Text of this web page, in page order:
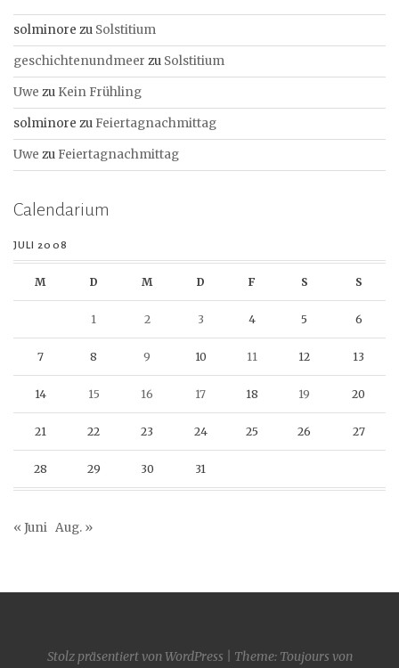
solminore zu Solstitium
geschichtenundmeer zu Solstitium
Uwe zu Kein Frühling
solminore zu Feiertagnachmittag
Uwe zu Feiertagnachmittag
Calendarium
JULI 2008
M D M D F S S
1 2 3 4 5 6
7 8 9 10 11 12 13
14 15 16 17 18 19 20
21 22 23 24 25 26 27
28 29 30 31
« Juni Aug. »
Stolz präsentiert von WordPress Theme: Toujours von